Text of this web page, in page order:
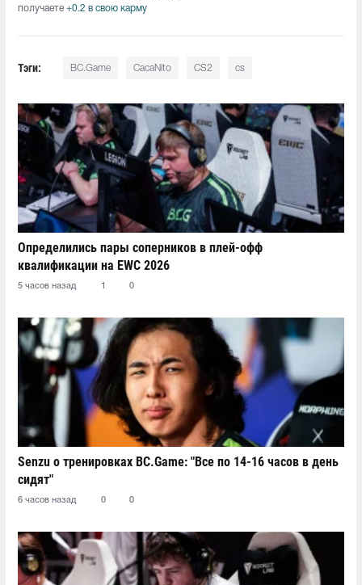
получаете +0.2 в свою карму
Тэги: BC.Game CacaNito CS2 cs
Определились пары соперников в плей-офф
квалификации на EWC 2026
5 часов назад 1 0
Senzu о тренировках BC.Game: "Все по 14-16 часов в день
сидят"
6 часов назад 0 0